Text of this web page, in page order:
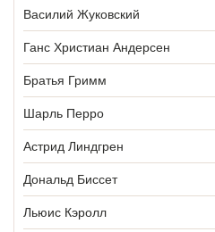
Василий Жуковский
Ганс Христиан Андерсен
Братья Гримм
Шарль Перро
Астрид Линдгрен
Дональд Биссет
Льюис Кэролл